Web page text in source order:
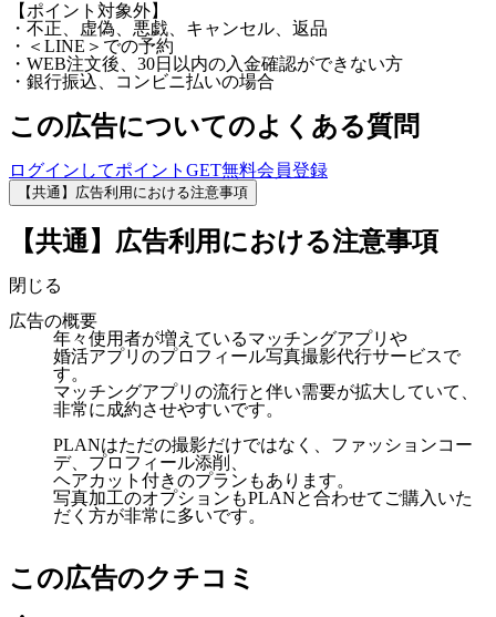
【ポイント対象外】
・不正、虚偽、悪戯、キャンセル、返品
・＜LINE＞での予約
・WEB注文後、30日以内の入金確認ができない方
・銀行振込、コンビニ払いの場合
この広告についてのよくある質問
ログインしてポイントGET無料会員登録
【共通】広告利用における注意事項
【共通】広告利用における注意事項
閉じる
広告の概要
年々使用者が増えているマッチングアプリや
婚活アプリのプロフィール写真撮影代行サービスで
す。
マッチングアプリの流行と伴い需要が拡大していて、
非常に成約させやすいです。
PLANはただの撮影だけではなく、ファッションコー
デ、プロフィール添削、
ヘアカット付きのプランもあります。
写真加工のオプションもPLANと合わせてご購入いた
だく方が非常に多いです。
この広告のクチコミ